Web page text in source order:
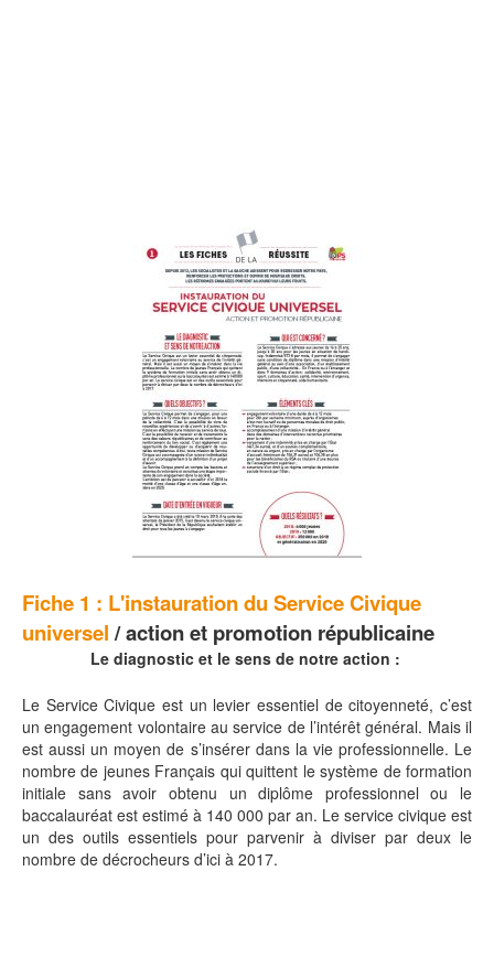
Fiche 1 : L'instauration du Service Civique
universel / action et promotion républicaine
Le diagnostic et le sens de notre action :
Le Service Civique est un levier essentiel de citoyenneté, c’est
un engagement volontaire au service de l’intérêt général. Mais il
est aussi un moyen de s’insérer dans la vie professionnelle. Le
nombre de jeunes Français qui quittent le système de formation
initiale sans avoir obtenu un diplôme professionnel ou le
baccalauréat est estimé à 140 000 par an. Le service civique est
un des outils essentiels pour parvenir à diviser par deux le
nombre de décrocheurs d’ici à 2017.